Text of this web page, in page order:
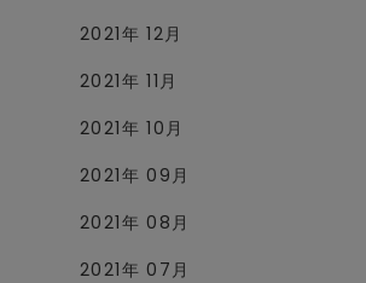
2021年 12月
2021年 11月
2021年 10月
2021年 09月
2021年 08月
2021年 07月